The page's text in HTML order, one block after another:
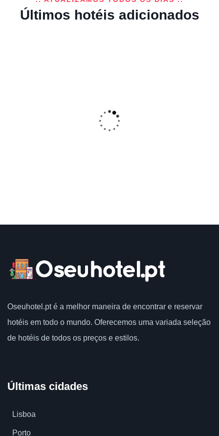
Lisboa
Últimos hotéis adicionados
Oseuhotel.pt é a melhor maneira de encontrar e reservar
hotéis em todo o mundo. Oferecemos uma variada seleção
de hotéis de todos os preços e estilos.
Últimas cidades
Lisboa
Porto